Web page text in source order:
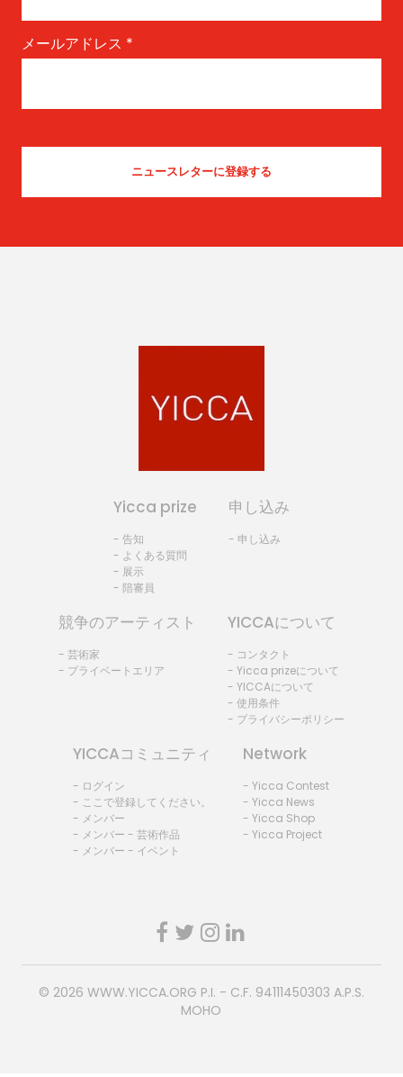
メールアドレス *
Yicca prize
- 告知
- よくある質問
- 展示
- 陪審員
申し込み
- 申し込み
競争のアーティスト
- 芸術家
- プライベートエリア
YICCAについて
- コンタクト
- Yicca prizeについて
- YICCAについて
- 使用条件
- プライバシーポリシー
YICCAコミュニティ
- ログイン
- ここで登録してください。
- メンバー
- メンバー - 芸術作品
- メンバー - イベント
Network
- Yicca Contest
- Yicca News
- Yicca Shop
- Yicca Project
© 2026 WWW.YICCA.ORG P.I. - C.F. 94111450303 A.P.S.
MOHO